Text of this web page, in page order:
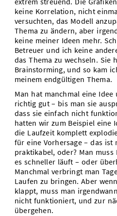
extrem streuend. Die
keine Korrelation, nicht
versuchten, das Modell
Thema zu ändern, aber
keine meiner Ideen mehr.
Betreuer und ich keine
das Thema zu wechseln. Sie
Brainstorming, und so kam
meinem endgültigen Thema.
Man hat manchmal eine Idee
richtig gut – bis man sie
dass sie einfach nicht
hatten wir zum Beispiel eine
die Laufzeit komplett
für eine Vorhersage – das ist
praktikabel, oder? Man
es schneller läuft – oder
Manchmal verbringt man
Laufen zu bringen. Aber
klappt, muss man
nicht funktioniert, und zur
übergehen.